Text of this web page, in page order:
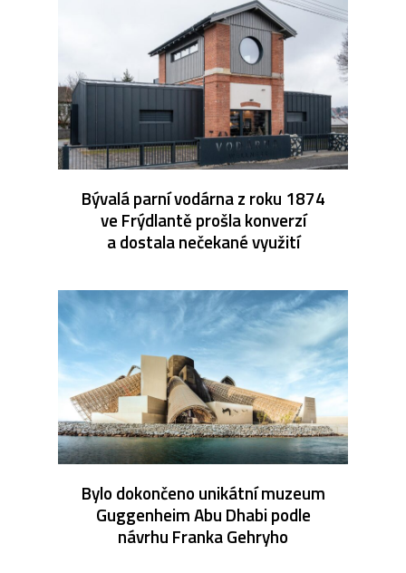
Bývalá parní vodárna z roku 1874
ve Frýdlantě prošla konverzí
a dostala nečekané využití
Bylo dokončeno unikátní muzeum
Guggenheim Abu Dhabi podle
návrhu Franka Gehryho